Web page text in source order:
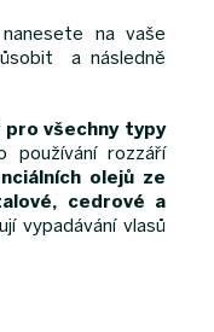
na vaše
a následně
pro všechny typy
používání rozzáří
olejů ze
cedrové a
vypadávání vlasů